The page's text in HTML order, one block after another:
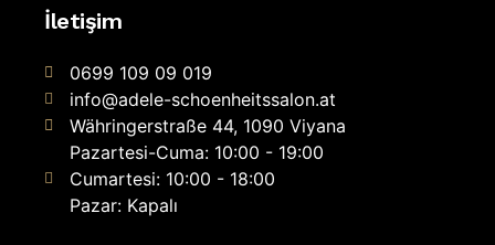
İletişim
0699 109 09 019
info@adele-schoenheitssalon.at
Währingerstraße 44, 1090 Viyana
Pazartesi-Cuma: 10:00 - 19:00
Cumartesi: 10:00 - 18:00
Pazar: Kapalı